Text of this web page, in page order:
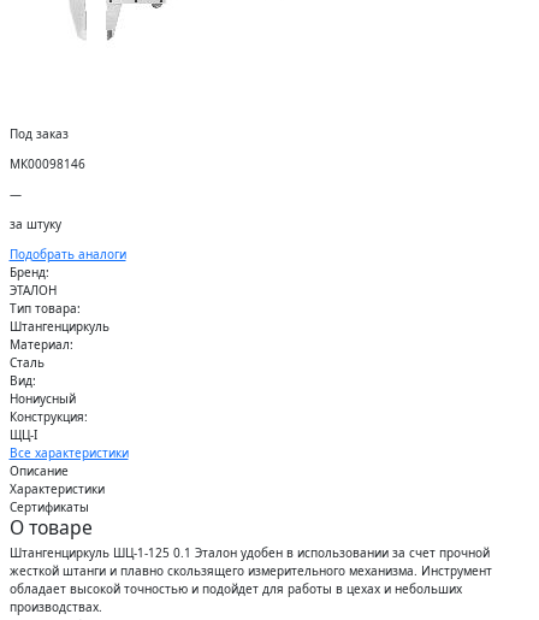
Под заказ
МК00098146
—
за штуку
Подобрать аналоги
Бренд:
ЭТАЛОН
Тип товара:
Штангенциркуль
Материал:
Сталь
Вид:
Нониусный
Конструкция:
ЩЦ-I
Все характеристики
Описание
Характеристики
Сертификаты
О товаре
Штангенциркуль ШЦ-1-125 0.1 Эталон удобен в использовании за счет прочной
жесткой штанги и плавно скользящего измерительного механизма. Инструмент
обладает высокой точностью и подойдет для работы в цехах и небольших
производствах.